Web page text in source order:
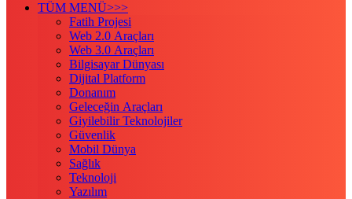
TÜM MENÜ>>>
Fatih Projesi
Web 2.0 Araçları
Web 3.0 Araçları
Bilgisayar Dünyası
Dijital Platform
Donanım
Geleceğin Araçları
Giyilebilir Teknolojiler
Güvenlik
Mobil Dünya
Sağlık
Teknoloji
Yazılım